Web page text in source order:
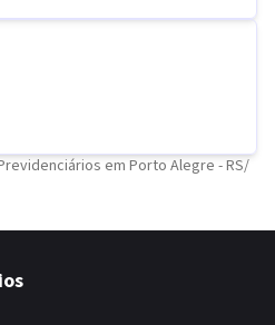
em Porto Alegre - RS/